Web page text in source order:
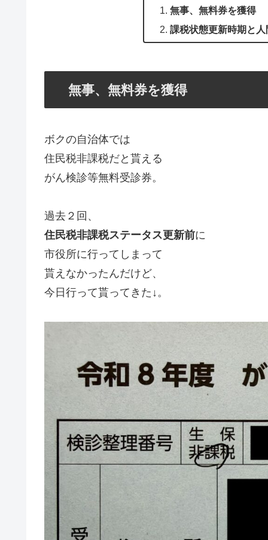
無事、無料券を獲得
課税状態更新時期と
無事、無料券を獲得
ボクの自治体では
住民税非課税だと貰える
がん検診等無料受診券。
過去２回、
住民税非課税ステータス更新前に
市役所に行ってしまって
貰えなかったんだけど、
今日行って貰ってきた↓。